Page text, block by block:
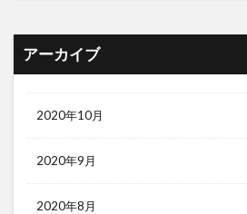
アーカイブ
2020年10月
2020年9月
2020年8月